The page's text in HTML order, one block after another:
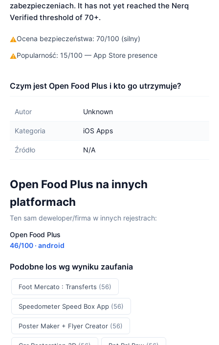
zabezpieczeniach. It has not yet reached the Nerq
Verified threshold of 70+.
⚠Ocena bezpieczeństwa: 70/100 (silny)
⚠Popularność: 15/100 — App Store presence
Czym jest Open Food Plus i kto go utrzymuje?
Autor Unknown
Kategoria iOS Apps
Źródło N/A
Open Food Plus na innych
platformach
Ten sam deweloper/firma w innych rejestrach:
Open Food Plus
46/100 · android
Podobne Ios wg wyniku zaufania
Foot Mercato : Transferts (56)
Speedometer Speed Box App (56)
Poster Maker + Flyer Creator (56)